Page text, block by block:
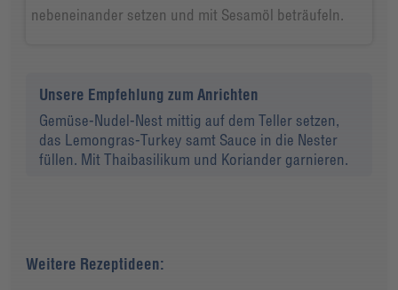
nebeneinander setzen und mit Sesamöl beträufeln.
Unsere Empfehlung zum Anrichten
Gemüse-Nudel-Nest mittig auf dem Teller setzen,
das Lemongras-Turkey samt Sauce in die Nester
füllen. Mit Thaibasilikum und Koriander garnieren.
Weitere Rezeptideen: